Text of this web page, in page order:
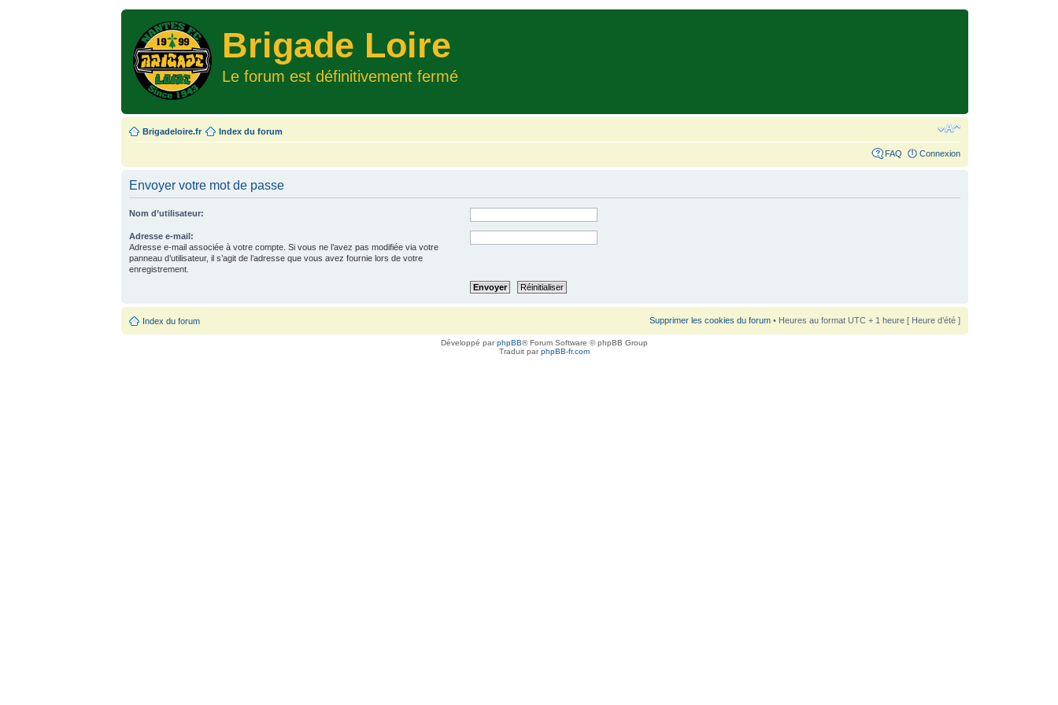
Brigade Loire
Le forum est définitivement fermé
Brigadeloire.fr Index du forum
FAQ Connexion
Envoyer votre mot de passe
Nom d’utilisateur:
Adresse e-mail:
Adresse e-mail associée à votre compte. Si vous ne l’avez pas modifiée via votre
panneau d’utilisateur, il s’agit de l’adresse que vous avez fournie lors de votre
enregistrement.
Index du forum Supprimer les cookies du forum• Heures au format UTC + 1 heure [ Heure d’été ]
Développé parphpBB® Forum Software © phpBB Group
Traduit parphpBB-fr.com